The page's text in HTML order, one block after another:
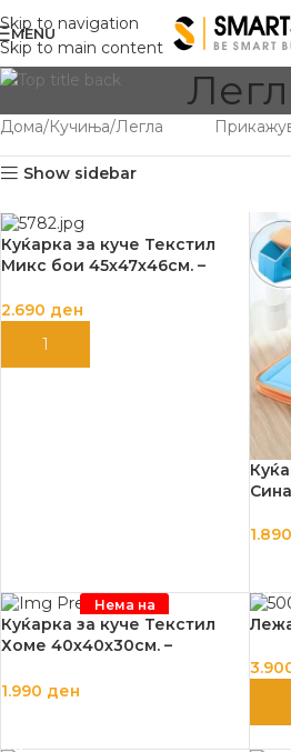
Skip to navigation
Skip to main content
MENU
Дома Кучиња Легла
Show sidebar
Куќарка за куче Текстил
Микс бои 45х47х46см. –
2.690 ден
ДОДАЈ ВО КОШНИЦА
1.890
Нема на
залиха
Куќарка за куче Текстил
Хоме 40х40х30см. –
1.990 ден